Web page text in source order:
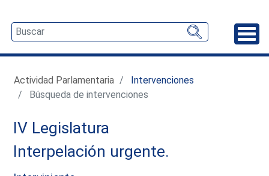
Actividad Parlamentaria
Intervenciones
Búsqueda de intervenciones
IV Legislatura
Interpelación urgente.